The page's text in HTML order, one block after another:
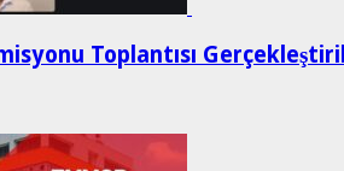
Toplantısı